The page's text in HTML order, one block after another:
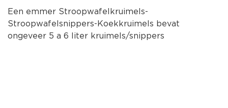
Een emmer Stroopwafelkruimels-
Stroopwafelsnippers-Koekkruimels bevat
ongeveer 5 a 6 liter kruimels/snippers